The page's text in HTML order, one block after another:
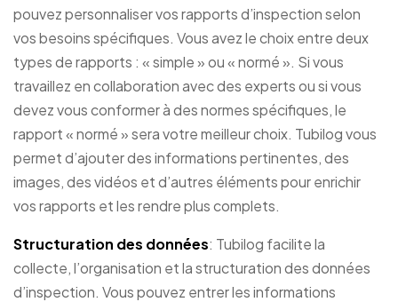
pouvez personnaliser vos rapports d’inspection selon
vos besoins spécifiques. Vous avez le choix entre deux
types de rapports : « simple » ou « normé ». Si vous
travaillez en collaboration avec des experts ou si vous
devez vous conformer à des normes spécifiques, le
rapport « normé » sera votre meilleur choix. Tubilog vous
permet d’ajouter des informations pertinentes, des
images, des vidéos et d’autres éléments pour enrichir
vos rapports et les rendre plus complets.
Structuration des données: Tubilog facilite la
collecte, l’organisation et la structuration des données
d’inspection. Vous pouvez entrer les informations